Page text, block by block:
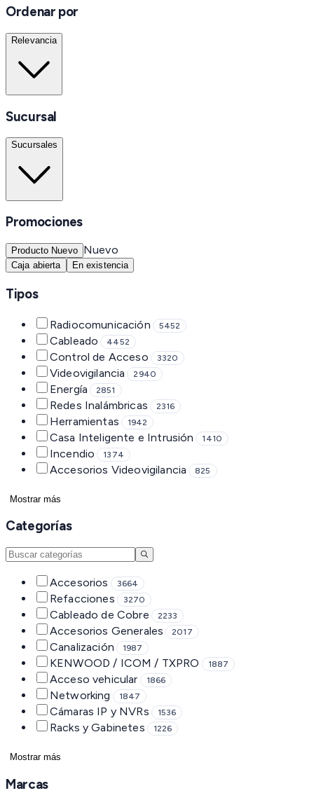
Ordenar por
Relevancia
Sucursal
Sucursales
Promociones
Producto Nuevo Nuevo
Caja abierta En existencia
Tipos
Radiocomunicación 5452
Cableado 4452
Control de Acceso 3320
Videovigilancia 2940
Energía 2851
Redes Inalámbricas 2316
Herramientas 1942
Casa Inteligente e Intrusión 1410
Incendio 1374
Accesorios Videovigilancia 825
Mostrar más
Categorías
Accesorios 3664
Refacciones 3270
Cableado de Cobre 2233
Accesorios Generales 2017
Canalización 1987
KENWOOD / ICOM / TXPRO 1887
Acceso vehicular 1866
Networking 1847
Cámaras IP y NVRs 1536
Racks y Gabinetes 1226
Mostrar más
Marcas